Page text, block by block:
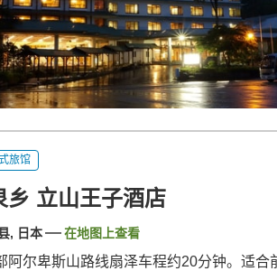
旅馆
乡 立山王子酒店
, 日本 在地图上查看
阿尔卑斯山路线扇泽车程约20分钟。适合